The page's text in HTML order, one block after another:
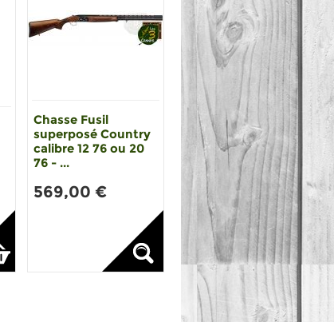
Chasse Fusil
superposé Country
calibre 12 76 ou 20
76 - ...
569,00 €